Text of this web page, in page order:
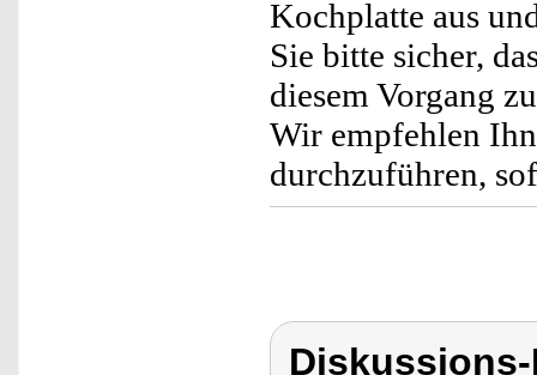
Kochplatte aus
Sie bitte sicher,
diesem Vorgang
Wir empfehlen
durchzuführen,